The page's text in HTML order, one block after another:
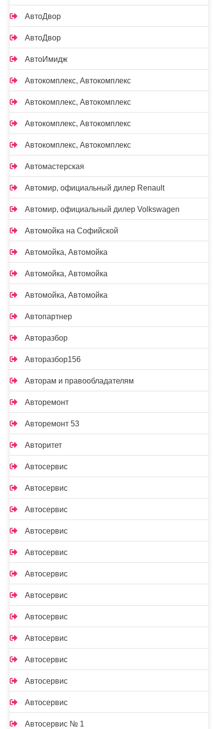
АвтоДвор
АвтоДвор
АвтоИмидж
Автокомплекс, Автокомплекс
Автокомплекс, Автокомплекс
Автокомплекс, Автокомплекс
Автокомплекс, Автокомплекс
Автомастерская
Автомир, официальный дилер Renault
Автомир, официальный дилер Volkswagen
Автомойка на Софийской
Автомойка, Автомойка
Автомойка, Автомойка
Автомойка, Автомойка
Автопартнер
Авторазбор
Авторазбор156
Авторам и правообладателям
Авторемонт
Авторемонт 53
Авторитет
Автосервис
Автосервис
Автосервис
Автосервис
Автосервис
Автосервис
Автосервис
Автосервис
Автосервис
Автосервис
Автосервис
Автосервис
Автосервис № 1